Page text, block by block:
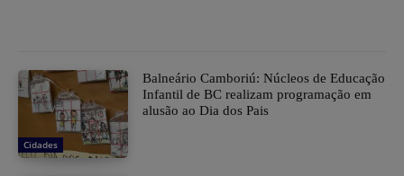
Cidades
Balneário Camboriú: Núcleos de Educação
Infantil de BC realizam programação em
alusão ao Dia dos Pais